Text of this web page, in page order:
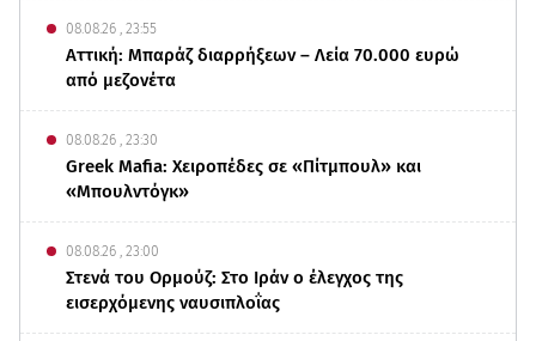
08.08.26 , 23:55
Αττική: Μπαράζ διαρρήξεων – Λεία 70.000 ευρώ
από μεζονέτα
08.08.26 , 23:30
Greek Mafia: Χειροπέδες σε «Πίτμπουλ» και
«Μπουλντόγκ»
08.08.26 , 23:00
Στενά του Ορμούζ: Στο Ιράν ο έλεγχος της
εισερχόμενης ναυσιπλοΐας